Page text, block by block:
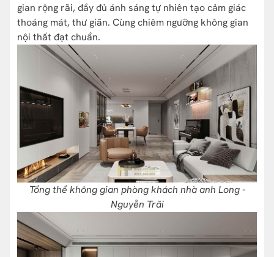
gian rộng rãi, đầy đủ ánh sáng tự nhiên tạo cảm giác
thoáng mát, thư giãn. Cùng chiêm ngưỡng không gian
nội thất đạt chuẩn.
Tổng thể không gian phòng khách nhà anh Long -
Nguyễn Trãi